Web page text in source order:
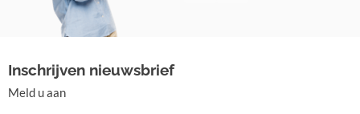
Inschrijven nieuwsbrief
Meld u aan